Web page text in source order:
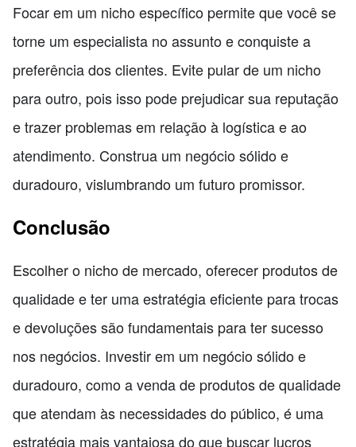
Focar em um nicho específico permite que você se
torne um especialista no assunto e conquiste a
preferência dos clientes. Evite pular de um nicho
para outro, pois isso pode prejudicar sua reputação
e trazer problemas em relação à logística e ao
atendimento. Construa um negócio sólido e
duradouro, vislumbrando um futuro promissor.
Conclusão
Escolher o nicho de mercado, oferecer produtos de
qualidade e ter uma estratégia eficiente para trocas
e devoluções são fundamentais para ter sucesso
nos negócios. Investir em um negócio sólido e
duradouro, como a venda de produtos de qualidade
que atendam às necessidades do público, é uma
estratégia mais vantajosa do que buscar lucros